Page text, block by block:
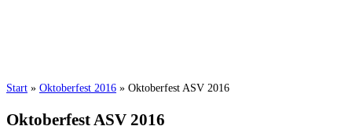
Start » Oktoberfest 2016 » Oktoberfest ASV 2016
Oktoberfest ASV 2016